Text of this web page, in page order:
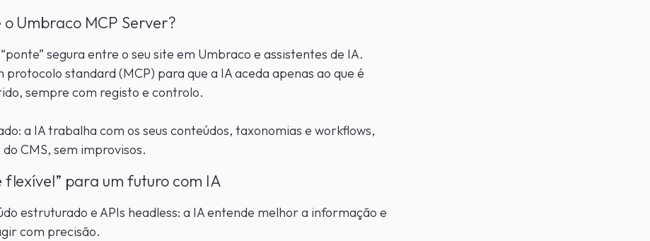
o Umbraco MCP Server?
segura entre o seu site em Umbraco e assistentes de IA.
protocolo standard (MCP) para que a IA aceda apenas ao que é
sempre com registo e controlo.
a IA trabalha com os seus conteúdos, taxonomias e workflows,
CMS, sem improvisos.
flexível” para um futuro com IA
estruturado e APIs headless: a IA entende melhor a informação e
com precisão.